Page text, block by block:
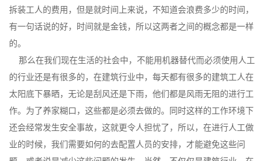
拆装工人的费用，但是就时间上来说，不知道会浪费多少的时间，
有一句话说的好，时间就是金钱，所以这两者之间的概念都是一样
的。
那么在我们现在生活的社会中，不能用机器替代而必须使用人工
的行业还是有很多的，在建筑行业中，每天都有很多的建筑工人在
太阳底下暴晒，无论是刮风还是下雨，他们都是风雨无阻的进行工
作。为了养家糊口，这些都是必须去做的。同时这样的工作环境下
还会经常发生安全事故，这就更令人担忧了，所以，在进行人工做
业的时候，我们需要如何的去配置人员的安排，才能避免这些问